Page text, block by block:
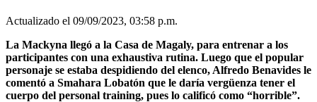
Actualizado el 09/09/2023, 03:58 p.m.
La Mackyna llegó a la Casa de Magaly, para entrenar a los
participantes con una exhaustiva rutina. Luego que el popular
personaje se estaba despidiendo del elenco, Alfredo Benavides le
comentó a Smahara Lobatón que le daría vergüenza tener el
cuerpo del personal training, pues lo calificó como “horrible”.